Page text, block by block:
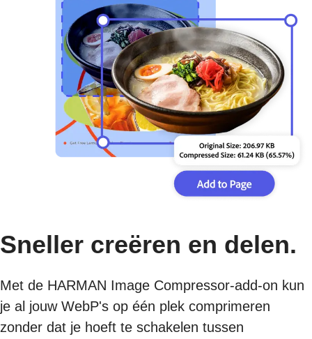
Sneller creëren en delen.
Met de HARMAN Image Compressor-add-on kun
je al jouw WebP's op één plek comprimeren
zonder dat je hoeft te schakelen tussen